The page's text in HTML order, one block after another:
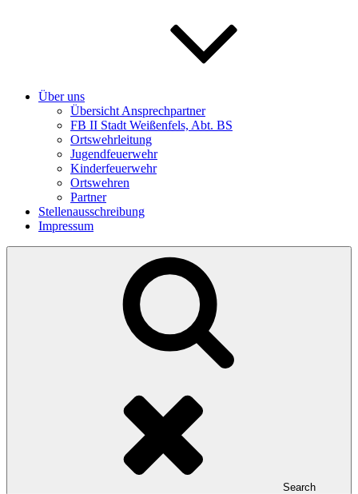
Über uns
Übersicht Ansprechpartner
FB II Stadt Weißenfels, Abt. BS
Ortswehrleitung
Jugendfeuerwehr
Kinderfeuerwehr
Ortswehren
Partner
Stellenausschreibung
Impressum
Search